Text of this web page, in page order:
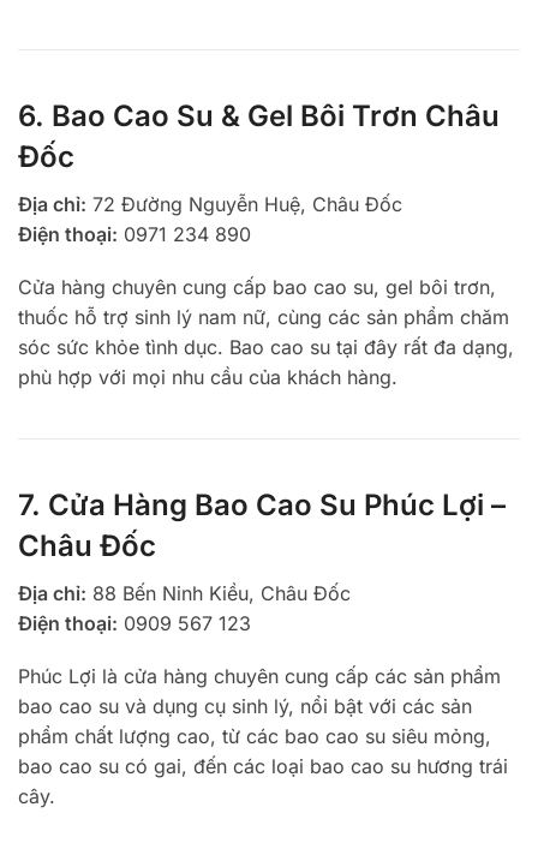
6. Bao Cao Su & Gel Bôi Trơn Châu
Đốc
Địa chỉ: 72 Đường Nguyễn Huệ, Châu Đốc
Điện thoại: 0971 234 890
Cửa hàng chuyên cung cấp bao cao su, gel bôi trơn,
thuốc hỗ trợ sinh lý nam nữ, cùng các sản phẩm chăm
sóc sức khỏe tình dục. Bao cao su tại đây rất đa dạng,
phù hợp với mọi nhu cầu của khách hàng.
7. Cửa Hàng Bao Cao Su Phúc Lợi –
Châu Đốc
Địa chỉ: 88 Bến Ninh Kiều, Châu Đốc
Điện thoại: 0909 567 123
Phúc Lợi là cửa hàng chuyên cung cấp các sản phẩm
bao cao su và dụng cụ sinh lý, nổi bật với các sản
phẩm chất lượng cao, từ các bao cao su siêu mỏng,
bao cao su có gai, đến các loại bao cao su hương trái
cây.